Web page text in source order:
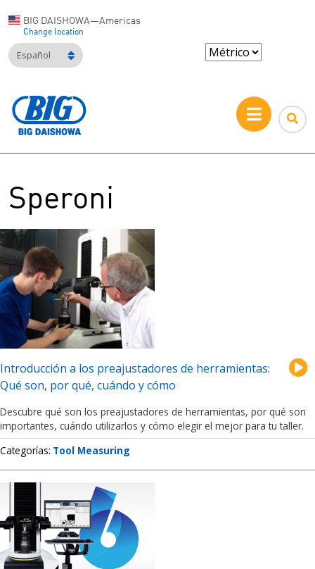
BIG DAISHOWA—Americas
Change location
Español
Speroni
Introducción a los preajustadores de herramientas:
Qué son, por qué, cuándo y cómo
Descubre qué son los preajustadores de herramientas, por qué son
importantes, cuándo utilizarlos y cómo elegir el mejor para tu taller.
Categorías Tool Measuring